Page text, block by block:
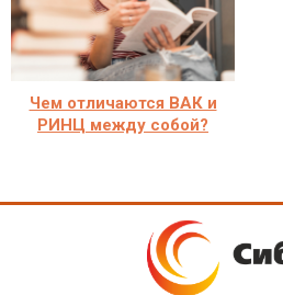
Чем отличаются ВАК и
РИНЦ между собой?